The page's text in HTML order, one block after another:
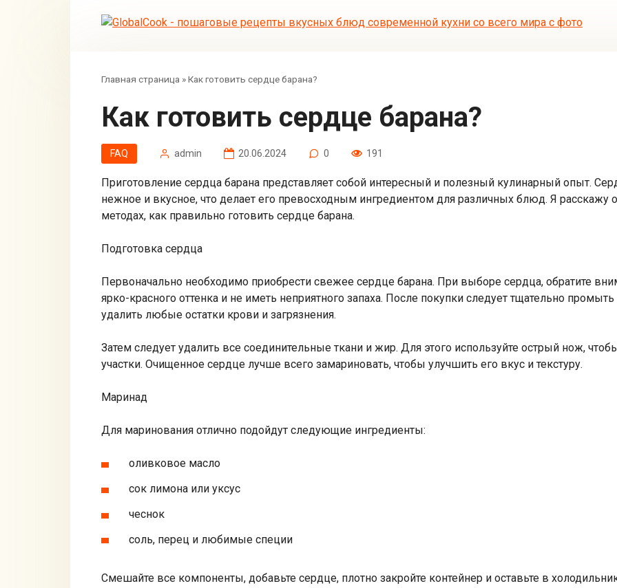
Главная страница »Как готовить сердце барана?
Как готовить сердце барана?
FAQ admin 20.06.2024 0 191
Приготовление сердца барана представляет собой интересный и полезный кулинарный опыт.
нежное и вкусное, что делает его превосходным ингредиентом для различных блюд. Я расскажу
методах, как правильно готовить сердце барана.
Подготовка сердца
Первоначально необходимо приобрести свежее сердце барана. При выборе сердца, обратите
ярко-красного оттенка и не иметь неприятного запаха. После покупки следует тщательно
удалить любые остатки крови и загрязнения.
Затем следует удалить все соединительные ткани и жир. Для этого используйте острый нож,
участки. Очищенное сердце лучше всего замариновать, чтобы улучшить его вкус и текстуру.
Маринад
Для маринования отлично подойдут следующие ингредиенты:
оливковое масло
сок лимона или уксус
чеснок
соль, перец и любимые специи
Смешайте все компоненты, добавьте сердце, плотно закройте контейнер и оставьте в